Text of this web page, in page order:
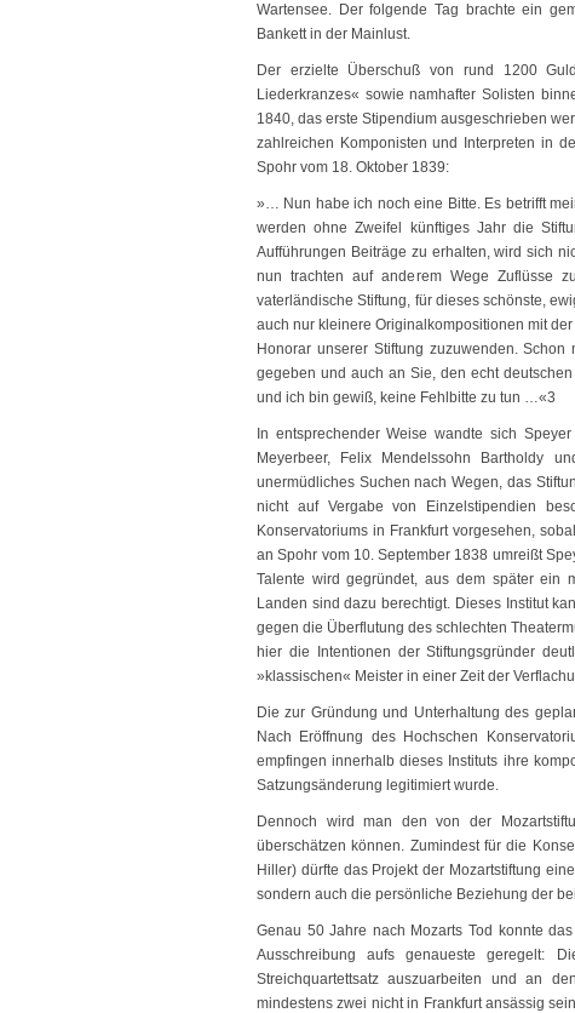
Wartensee. Der folgende Tag brachte ein
Bankett in der Mainlust.
Der erzielte Überschuß von rund 1200
Liederkranzes« sowie namhafter Solisten
1840, das erste Stipendium ausgeschrieben
zahlreichen Komponisten und Interpreten in
Spohr vom 18. Oktober 1839:
»… Nun habe ich noch eine Bitte. Es betrifft
werden ohne Zweifel künftiges Jahr die
Aufführungen Beiträge zu erhalten, wird sich
nun trachten auf anderem Wege Zuflüsse
vaterländische Stiftung, für dieses schönste,
auch nur kleinere Originalkompositionen mit
Honorar unserer Stiftung zuzuwenden.
gegeben und auch an Sie, den echt
und ich bin gewiß, keine Fehlbitte zu tun …«3
In entsprechender Weise wandte sich
Meyerbeer, Felix Mendelssohn Bartholdy
unermüdliches Suchen nach Wegen, das
nicht auf Vergabe von Einzelstipendien
Konservatoriums in Frankfurt vorgesehen,
an Spohr vom 10. September 1838 umreißt
Talente wird gegründet, aus dem später ein
Landen sind dazu berechtigt. Dieses Institut
gegen die Überflutung des schlechten
hier die Intentionen der Stiftungsgründer
»klassischen« Meister in einer Zeit der
Die zur Gründung und Unterhaltung des
Nach Eröffnung des Hochschen
empfingen innerhalb dieses Instituts ihre
Satzungsänderung legitimiert wurde.
Dennoch wird man den von der
überschätzen können. Zumindest für die
Hiller) dürfte das Projekt der Mozartstiftung
sondern auch die persönliche Beziehung der
Genau 50 Jahre nach Mozarts Tod konnte
Ausschreibung aufs genaueste geregelt:
Streichquartettsatz auszuarbeiten und an
mindestens zwei nicht in Frankfurt ansässig